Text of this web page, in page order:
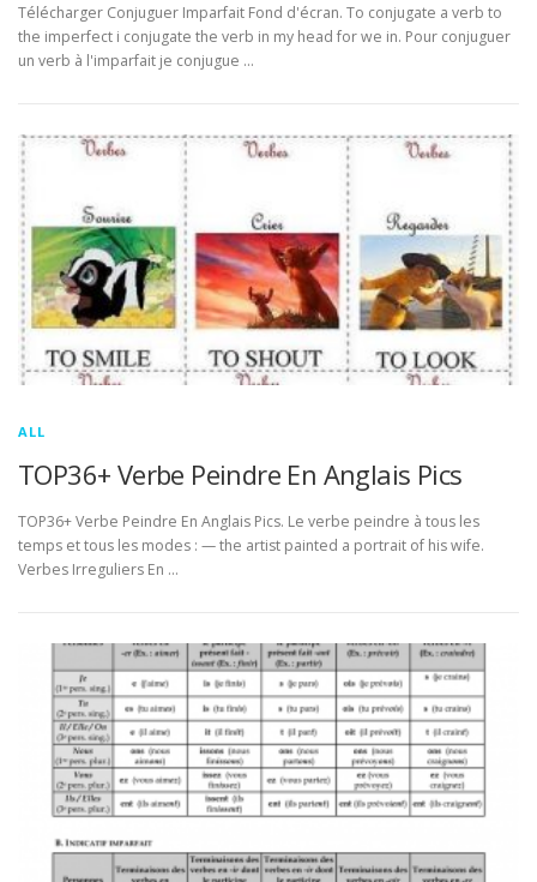
Télécharger Conjuguer Imparfait Fond d'écran. To conjugate a verb to
the imperfect i conjugate the verb in my head for we in. Pour conjuguer
un verb à l'imparfait je conjugue …
ALL
TOP36+ Verbe Peindre En Anglais Pics
TOP36+ Verbe Peindre En Anglais Pics. Le verbe peindre à tous les
temps et tous les modes : — the artist painted a portrait of his wife.
Verbes Irreguliers En …